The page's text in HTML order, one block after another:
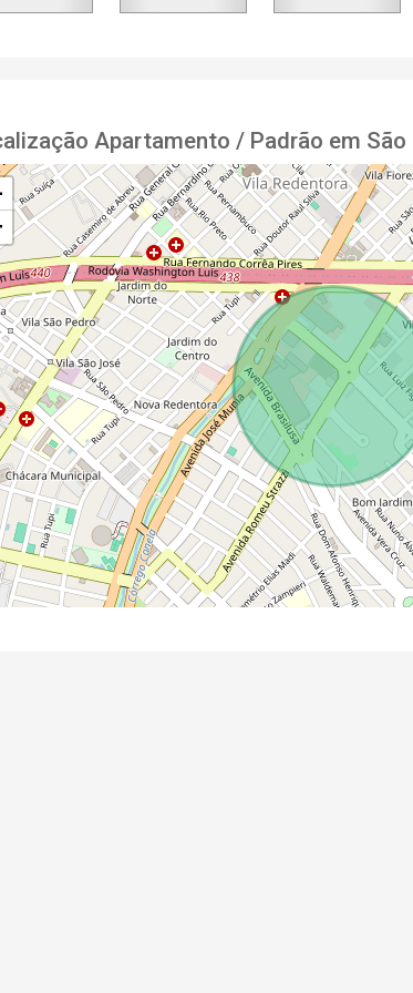
Apartamento / Padrão em